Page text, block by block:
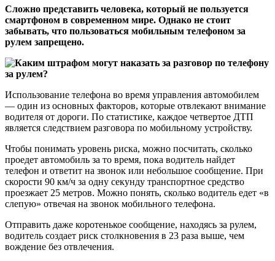
Сложно представить человека, который не пользуется
смартфоном в современном мире. Однако не стоит
забывать, что пользоваться мобильным телефоном за
рулем запрещено.
Использование телефона во время управления автомобилем
— один из основных факторов, которые отвлекают внимание
водителя от дороги. По статистике, каждое четвертое ДТП
является следствием разговора по мобильному устройству.
Чтобы понимать уровень риска, можно посчитать, сколько
проедет автомобиль за то время, пока водитель найдет
телефон и ответит на звонок или небольшое сообщение. При
скорости 90 км/ч за одну секунду транспортное средство
проезжает 25 метров. Можно понять, сколько водитель едет «в
слепую» отвечая на звонок мобильного телефона.
Отправить даже коротенькое сообщение, находясь за рулем,
водитель создает риск столкновения в 23 раза выше, чем
вождение без отвлечения.